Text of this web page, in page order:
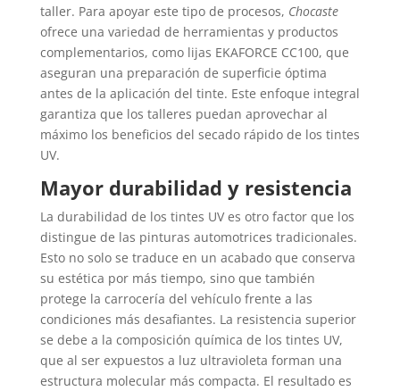
taller. Para apoyar este tipo de procesos, Chocaste
ofrece una variedad de herramientas y productos
complementarios, como lijas EKAFORCE CC100, que
aseguran una preparación de superficie óptima
antes de la aplicación del tinte. Este enfoque integral
garantiza que los talleres puedan aprovechar al
máximo los beneficios del secado rápido de los tintes
UV.
Mayor durabilidad y resistencia
La durabilidad de los tintes UV es otro factor que los
distingue de las pinturas automotrices tradicionales.
Esto no solo se traduce en un acabado que conserva
su estética por más tiempo, sino que también
protege la carrocería del vehículo frente a las
condiciones más desafiantes. La resistencia superior
se debe a la composición química de los tintes UV,
que al ser expuestos a luz ultravioleta forman una
estructura molecular más compacta. El resultado es